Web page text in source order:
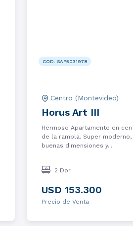
COD. SAP5031978
Centro (Montevideo)
Horus Art III
Hermoso Apartamento en
de la rambla. Super
buenas dimensiones y...
2 Dor.
USD 153.300
Precio de Venta